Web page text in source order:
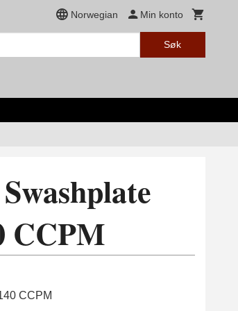
Norwegian Min konto
Søk
CCPM
CCPM